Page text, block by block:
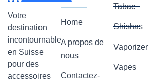
Votre
destination
incontournable
en Suisse
pour des
accessoires
Home
A propos de
nous
Contactez-
Tabac
Shishas
Vaporizer
Vapes